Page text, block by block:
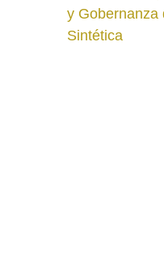
y Gobernanza
Sintética